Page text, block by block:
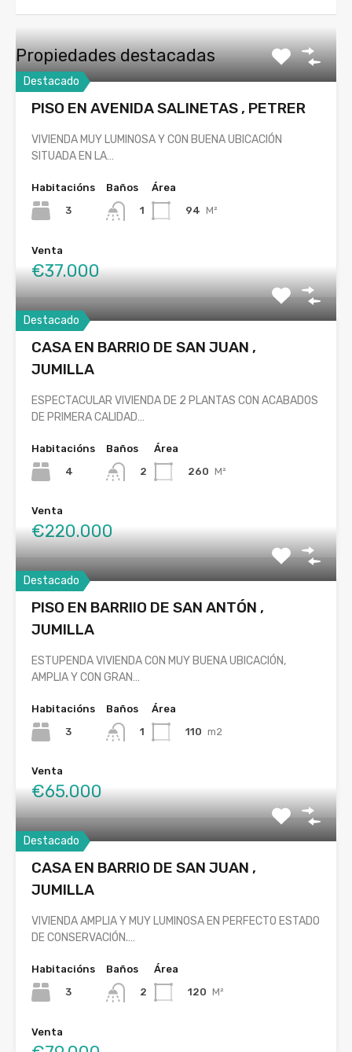
Propiedades destacadas
Destacado
PISO EN AVENIDA SALINETAS , PETRER
VIVIENDA MUY LUMINOSA Y CON BUENA UBICACIÓN
SITUADA EN LA…
Habitacións
3
Baños
1
Área
94 M²
Venta
€37.000
Destacado
CASA EN BARRIO DE SAN JUAN ,
JUMILLA
ESPECTACULAR VIVIENDA DE 2 PLANTAS CON ACABADOS
DE PRIMERA CALIDAD…
Habitacións
4
Baños
2
Área
260 M²
Venta
€220.000
Destacado
PISO EN BARRIIO DE SAN ANTÓN ,
JUMILLA
ESTUPENDA VIVIENDA CON MUY BUENA UBICACIÓN,
AMPLIA Y CON GRAN…
Habitacións
3
Baños
1
Área
110 m2
Venta
€65.000
Destacado
CASA EN BARRIO DE SAN JUAN ,
JUMILLA
VIVIENDA AMPLIA Y MUY LUMINOSA EN PERFECTO ESTADO
DE CONSERVACIÓN.…
Habitacións
3
Baños
2
Área
120 M²
Venta